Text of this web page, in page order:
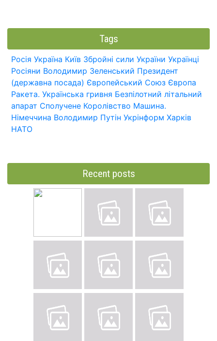
Tags
Росія Україна Київ Збройні сили України Українці
Росіяни Володимир Зеленський Президент
(державна посада) Європейський Союз Європа
Ракета. Українська гривня Безпілотний літальний
апарат Сполучене Королівство Машина.
Німеччина Володимир Путін Укрінформ Харків
НАТО
Recent posts